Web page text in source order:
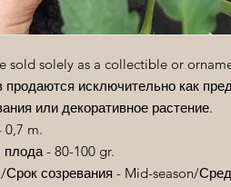
sold solely as a collectible or
исключительно как
или декоративное растение.
0,7 m.
плода- 80-100 gr.
/Срок созревания - Mid-season/